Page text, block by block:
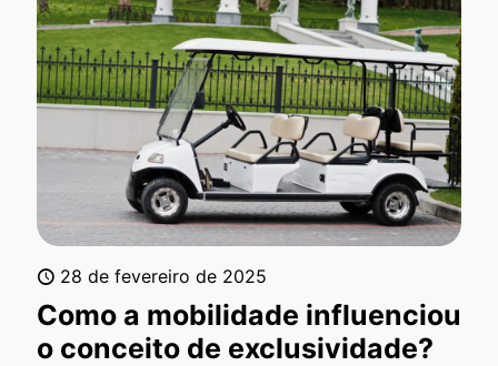
28 de fevereiro de 2025
Como a mobilidade influenciou
o conceito de exclusividade?